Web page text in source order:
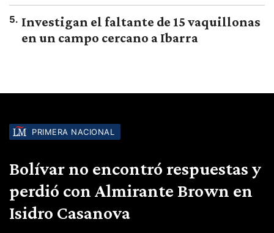
5. Investigan el faltante de 15 vaquillonas
en un campo cercano a Ibarra
PRIMERA NACIONAL
Bolívar no encontró respuestas y
perdió con Almirante Brown en
Isidro Casanova